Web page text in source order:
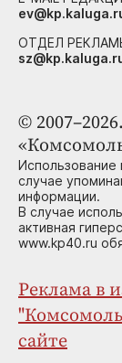
©
Использование
случае
информации.
В случае
активная
www.kp40.ru
Реклама в
сайте
ОТДЕЛ